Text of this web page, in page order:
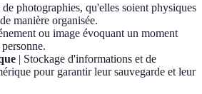
de photographies, qu'elles soient physiques
manière organisée.
ou image évoquant un moment
| Stockage d'informations et de
pour garantir leur sauvegarde et leur